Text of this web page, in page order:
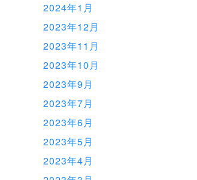
2024年1月
2023年12月
2023年11月
2023年10月
2023年9月
2023年7月
2023年6月
2023年5月
2023年4月